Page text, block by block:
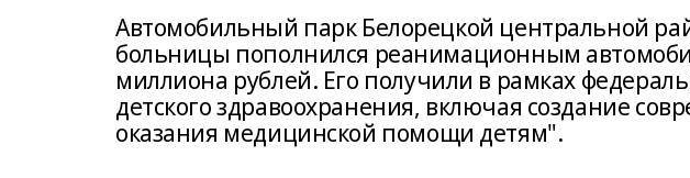
Автомобильный парк Белорецкой центральной
больницы пополнился реанимационным
миллиона рублей. Его получили в рамках
детского здравоохранения, включая создание
оказания медицинской помощи детям".